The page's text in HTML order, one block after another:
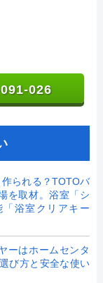
026
作られる？TOTOバ
を取材。浴室「シ
浴室クリアキー
ーはホームセンタ
び方と安全な使い